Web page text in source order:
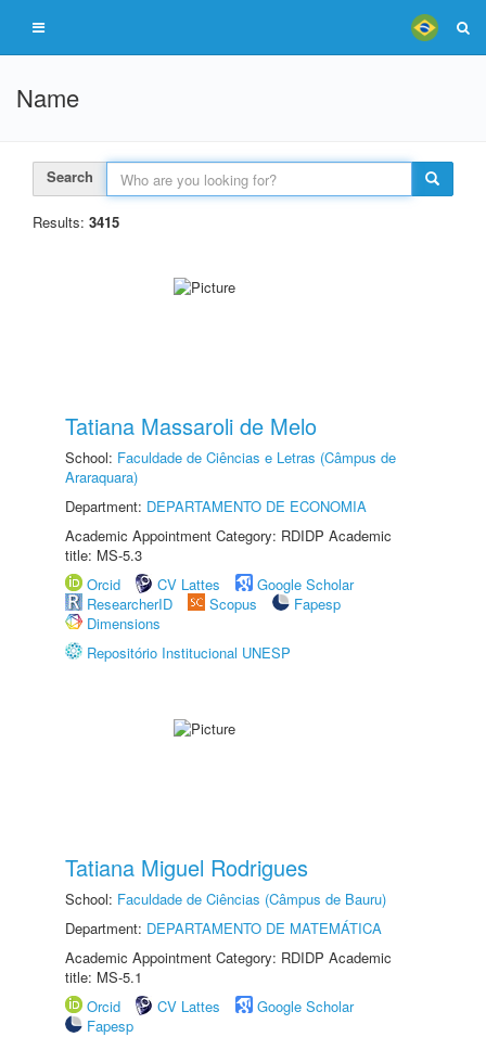
Name
Search
Results: 3415
Tatiana Massaroli de Melo
School: Faculdade de Ciências e Letras (Câmpus de
Araraquara)
Department: DEPARTAMENTO DE ECONOMIA
Academic Appointment Category: RDIDP Academic
title: MS-5.3
Orcid
CV Lattes
Google Scholar
ResearcherID
Scopus
Fapesp
Dimensions
Repositório Institucional UNESP
Tatiana Miguel Rodrigues
School: Faculdade de Ciências (Câmpus de Bauru)
Department: DEPARTAMENTO DE MATEMÁTICA
Academic Appointment Category: RDIDP Academic
title: MS-5.1
Orcid
CV Lattes
Google Scholar
Fapesp